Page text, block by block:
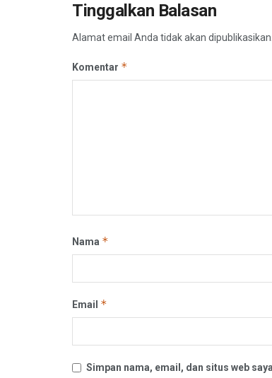
Tinggalkan Balasan
Alamat email Anda tidak akan dipublikasikan.
Komentar *
Nama *
Email *
Simpan nama, email, dan situs web